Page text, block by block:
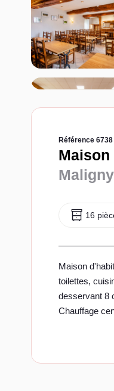
Référence 6738
Maison
16
Maison
toilettes,
desservant 8
Chauffage